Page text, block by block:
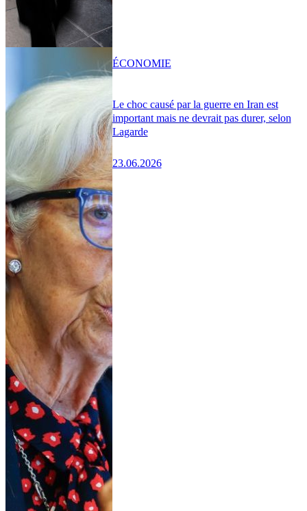
Le choc causé par la guerre en Iran est
important mais ne devrait pas durer, selon
Lagarde
23.06.2026
ÉCONOMIE